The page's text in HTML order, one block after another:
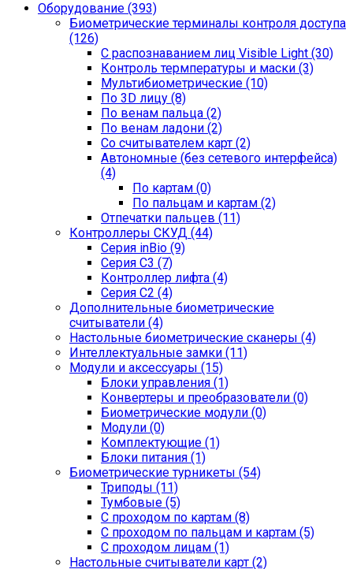
Оборудование (393)
Биометрические терминалы контроля доступа
(126)
С распознаванием лиц Visible Light (30)
Контроль термпературы и маски (3)
Мультибиометрические (10)
По 3D лицу (8)
По венам пальца (2)
По венам ладони (2)
Со считывателем карт (2)
Автономные (без сетевого интерфейса)
(4)
По картам (0)
По пальцам и картам (2)
Отпечатки пальцев (11)
Контроллеры СКУД (44)
Серия inBio (9)
Серия С3 (7)
Контроллер лифта (4)
Серия С2 (4)
Дополнительные биометрические
считыватели (4)
Настольные биометрические сканеры (4)
Интеллектуальные замки (11)
Модули и аксессуары (15)
Блоки управления (1)
Конвертеры и преобразователи (0)
Биометрические модули (0)
Модули (0)
Комплектующие (1)
Блоки питания (1)
Биометрические турникеты (54)
Триподы (11)
Тумбовые (5)
С проходом по картам (8)
С проходом по пальцам и картам (5)
С проходом лицам (1)
Настольные считыватели карт (2)